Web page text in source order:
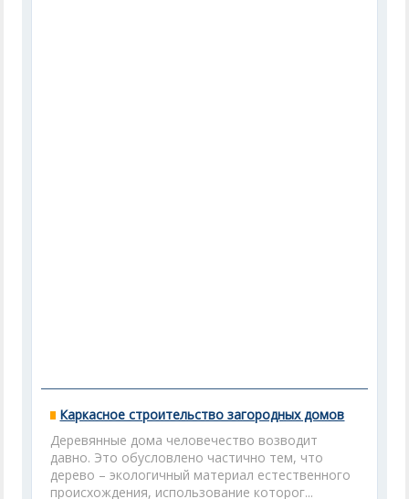
Каркасное строительство загородных домов
Деревянные дома человечество возводит
давно. Это обусловлено частично тем, что
дерево – экологичный материал естественного
происхождения, использование которог...